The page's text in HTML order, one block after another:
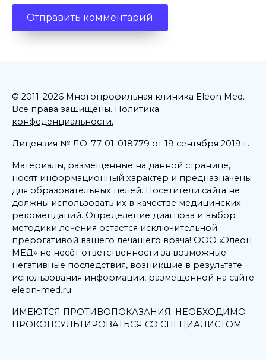
© 2011-2026 Многопрофильная клиника Eleon Med.
Все права защищены. Политика
конфеденциальности.
Лицензия № ЛО-77-01-018779 от 19 сентября 2019 г.
Материалы, размещенные на данной странице,
носят информационный характер и предназначены
для образовательных целей. Посетители сайта не
должны использовать их в качестве медицинских
рекомендаций. Определение диагноза и выбор
методики лечения остается исключительной
прерогативой вашего лечащего врача! ООО «Элеон
МЕД» не несёт ответственности за возможные
негативные последствия, возникшие в результате
использования информации, размещенной на сайте
eleon-med.ru
ИМЕЮТСЯ ПРОТИВОПОКАЗАНИЯ. НЕОБХОДИМО
ПРОКОНСУЛЬТИРОВАТЬСЯ СО СПЕЦИАЛИСТОМ